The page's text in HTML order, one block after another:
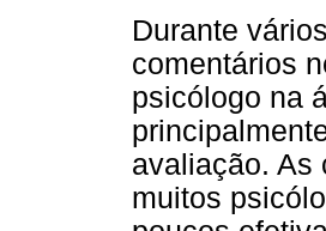
Durante
comentários
psicólogo na
avaliação. As
muitos